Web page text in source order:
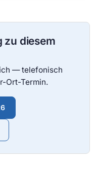
zu diesem
— telefonisch
Ort-Termin.